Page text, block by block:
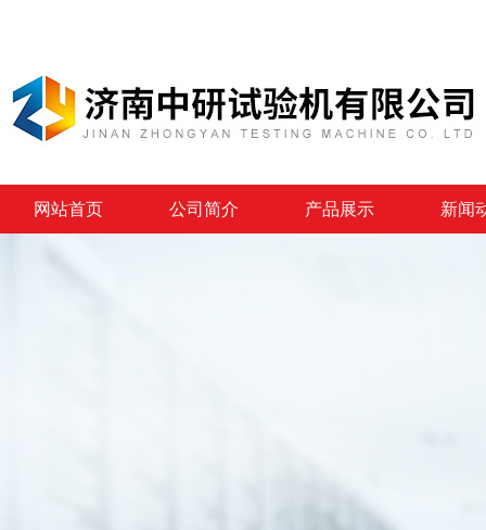
网站首页 公司简介 产品展示 新闻